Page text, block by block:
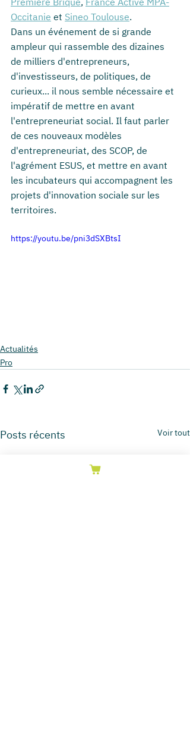
Occitanie et Sineo Toulouse.
Dans un événement de si grande
ampleur qui rassemble des dizaines
de milliers d'entrepreneurs,
d'investisseurs, de politiques, de
curieux... il nous semble nécessaire et
impératif de mettre en avant
l'entrepreneuriat social. Il faut parler
de ces nouveaux modèles
d'entrepreneuriat, des SCOP, de
l'agrément ESUS, et mettre en avant
les incubateurs qui accompagnent les
projets d'innovation sociale sur les
territoires.
https://youtu.be/pni3dSXBtsI
Actualités
Pro
Posts récents Voir tout